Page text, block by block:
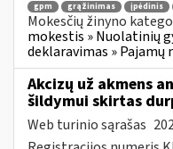
gpm grąžinimas įpėdinis
Mokesčių žinyno
mokestis » Nuolatinių
deklaravimas »
Akcizų už akmens
šildymui skirtas
Web turinio sąrašas